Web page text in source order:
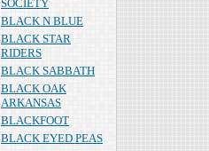
SOCIETY
BLACK N BLUE
BLACK STAR
RIDERS
BLACK SABBATH
BLACK OAK
ARKANSAS
BLACKFOOT
BLACK EYED PEAS